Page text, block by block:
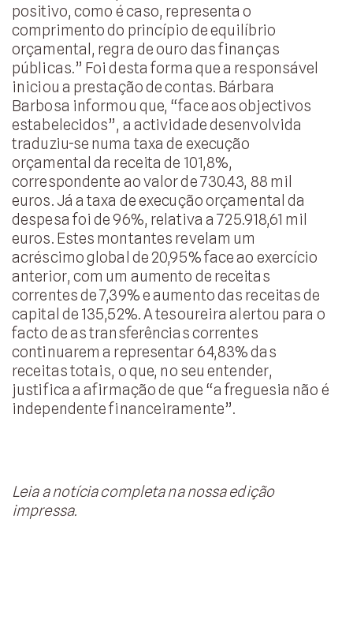
positivo, como é caso, representa o
comprimento do princípio de equilíbrio
orçamental, regra de ouro das finanças
públicas.” Foi desta forma que a responsável
iniciou a prestação de contas. Bárbara
Barbosa informou que, “face aos objectivos
estabelecidos”, a actividade desenvolvida
traduziu-se numa taxa de execução
orçamental da receita de 101,8%,
correspondente ao valor de 730.43, 88 mil
euros. Já a taxa de execução orçamental da
despesa foi de 96%, relativa a 725.918,61 mil
euros. Estes montantes revelam um
acréscimo global de 20,95% face ao exercício
anterior, com um aumento de receitas
correntes de 7,39% e aumento das receitas de
capital de 135,52%. A tesoureira alertou para o
facto de as transferências correntes
continuarem a representar 64,83% das
receitas totais, o que, no seu entender,
justifica a afirmação de que “a freguesia não é
independente financeiramente”.
Leia a notícia completa na nossa edição
impressa.